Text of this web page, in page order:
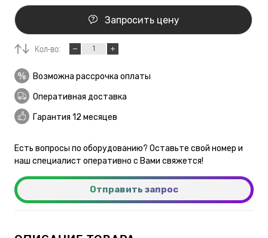
Запросить цену
Кол-во:
Возможна рассрочка оплаты
Оперативная доставка
Гарантия 12 месяцев
Есть вопросы по оборудованию? Оставьте свой номер и
наш специалист оперативно с Вами свяжется!
Отправить запрос